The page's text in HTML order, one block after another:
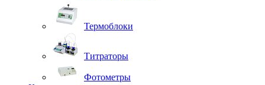
Термоблоки
Титраторы
Фотометры